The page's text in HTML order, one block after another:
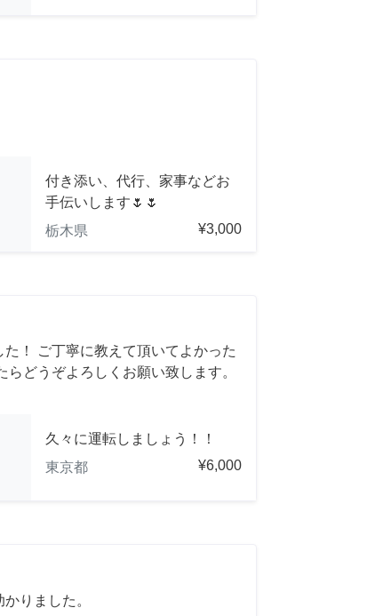
付き添い、代行、家事などお
手伝いします🌷🌷
栃木県
¥3,000
！ ご丁寧に教えて頂いてよかった
どうぞよろしくお願い致します。
久々に運転しましょう！！
東京都
¥6,000
りました。